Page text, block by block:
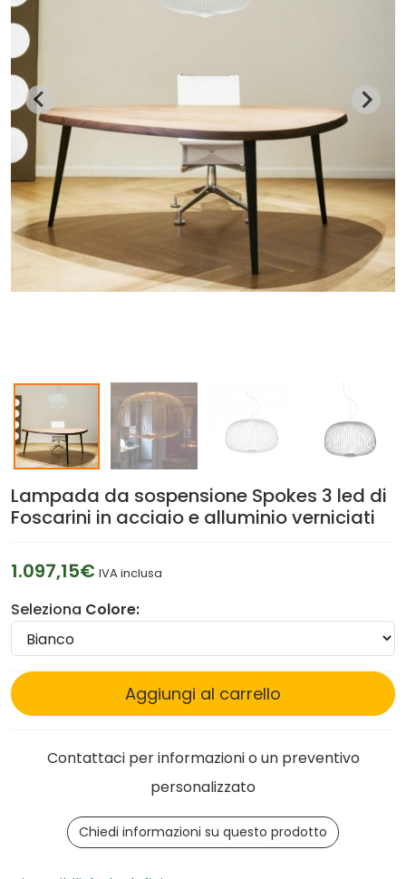
Lampada da sospensione Spokes 3 led di
Foscarini in acciaio e alluminio verniciati
1.097,15€ IVA inclusa
Seleziona Colore:
Aggiungi al carrello
Contattaci per informazioni o un preventivo
personalizzato
Chiedi informazioni su questo prodotto